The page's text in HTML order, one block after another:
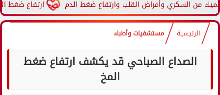
ارتفاع ضغط الدم
الرئيسية مستشفيات وأطباء
الصداع الصباحي قد يكشف ارتفاع ضغط
المخ